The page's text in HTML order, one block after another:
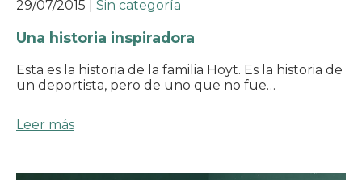
29/07/2015 Sin categoría
Una historia inspiradora
Esta es la historia de la familia Hoyt. Es la historia de
un deportista, pero de uno que no fue…
Leer más